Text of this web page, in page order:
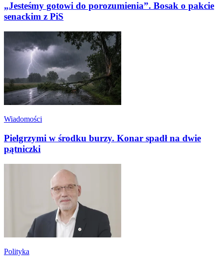
„Jesteśmy gotowi do porozumienia”. Bosak o pakcie
senackim z PiS
Wiadomości
Pielgrzymi w środku burzy. Konar spadł na dwie
pątniczki
Polityka